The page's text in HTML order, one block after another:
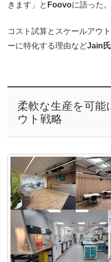
きます」と Foovoに語った。
コスト試算とスケールアウ
ーに特化する理由などJain氏
柔軟な生産を可
ウト戦略